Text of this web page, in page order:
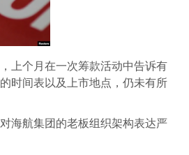
上个月在一次筹款活动中告诉有
时间表以及上市地点，仍未有所
海航集团的老板组织架构表达严